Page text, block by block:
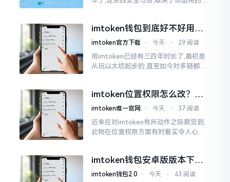
睹过非常多的人
imtoken钱包到底好不好用？
老玩家说说真实体验
imtoken官方下载 ⋅ 今天 ⋅ 29 阅读
用imtoken已经有三四年时长了,最初是
从玩以太坊起步的,直至如今对多链都有
imtoken位置权限怎么改？手
把手教你搞定
imtoken唯一官网 ⋅ 今天 ⋅ 37 阅读
近来在对imtoken有所动作之际察觉到,
此物在位置权限方面有时着实令人心生
的模样
imtoken钱包安卓版版本下载
安装教程
imtoken钱包2.0 ⋅ 今天 ⋅ 43 阅读